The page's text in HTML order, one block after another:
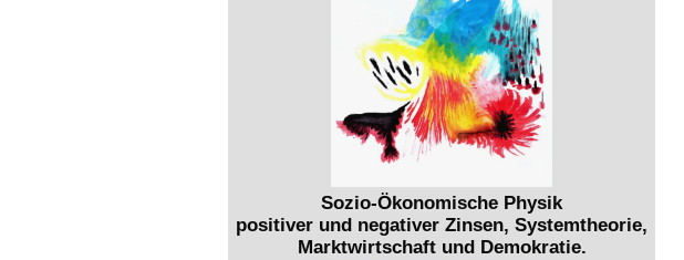
Sozio-Ökonomische Physik
positiver und negativer Zinsen, Systemtheorie,
Marktwirtschaft und Demokratie.